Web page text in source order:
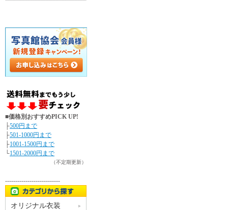
■価格別おすすめPICK UP!
├500円まで
├501-1000円まで
├1001-1500円まで
└1501-2000円まで
（不定期更新）
---------------------------
オリジナル衣装